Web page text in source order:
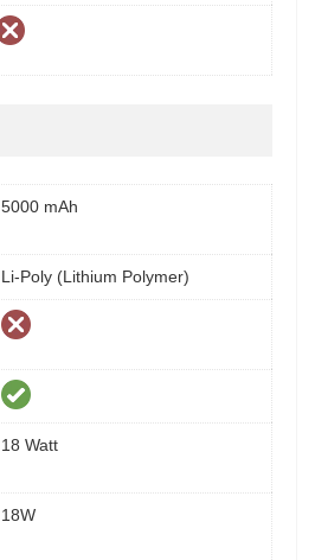
5000 mAh
Li-Poly (Lithium Polymer)
18 Watt
18W